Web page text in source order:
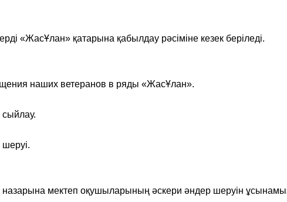
«ЖасҰлан» қатарына қабылдау рәсіміне кезек беріледі.
наших ветеранов в ряды «ЖасҰлан».
назарына мектеп оқушыларының әскери әндер шеруін